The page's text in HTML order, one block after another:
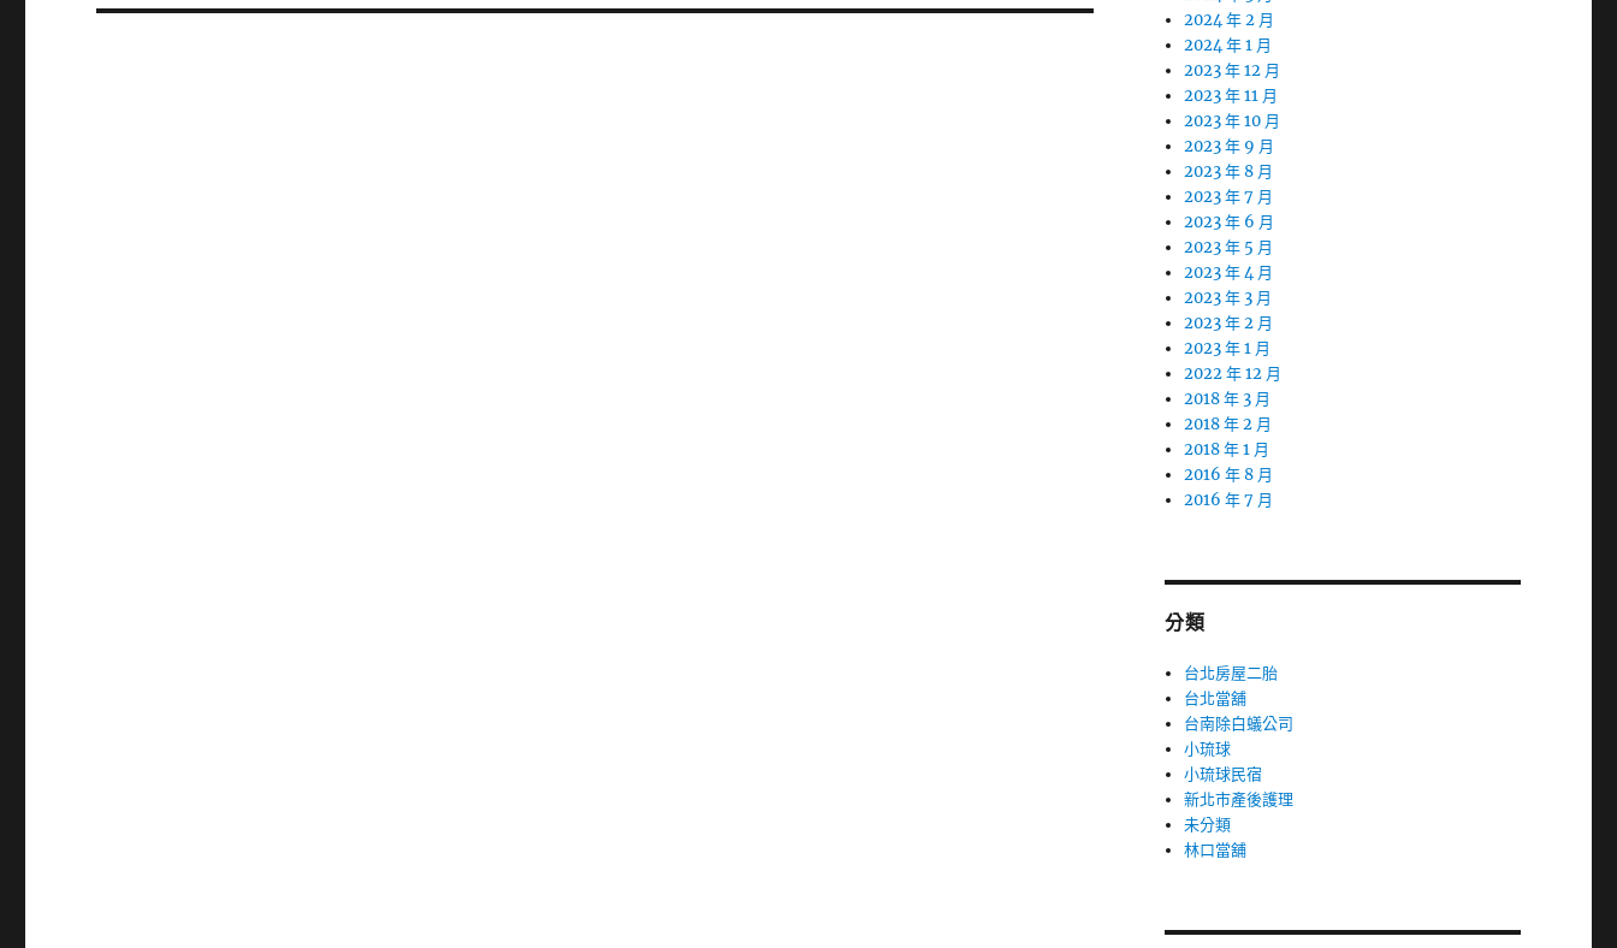
篇
2024 年 2 月
2024 年 1 月
2023 年 12 月
2023 年 11 月
2023 年 10 月
2023 年 9 月
2023 年 8 月
2023 年 7 月
2023 年 6 月
2023 年 5 月
2023 年 4 月
2023 年 3 月
2023 年 2 月
2023 年 1 月
2022 年 12 月
2018 年 3 月
2018 年 2 月
2018 年 1 月
2016 年 8 月
2016 年 7 月
分類
台北房屋二胎
台北當舖
台南除白蟻公司
小琉球
小琉球民宿
新北市產後護理
未分類
林口當舖